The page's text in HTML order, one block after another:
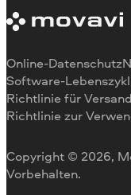
Für Arbeit
Video
Video drehen
Videogröße
Video
Video
Text zum
Video erstellen
Copyright © 2026,
Vorbehalten.
Online-Datenschutz
Software-
Richtlinie für
Richtlinie zur